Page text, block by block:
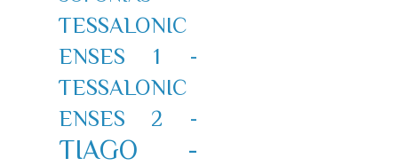
TESSALONIC
ENSES 1 -
TESSALONIC
ENSES 2 -
TIAGO -